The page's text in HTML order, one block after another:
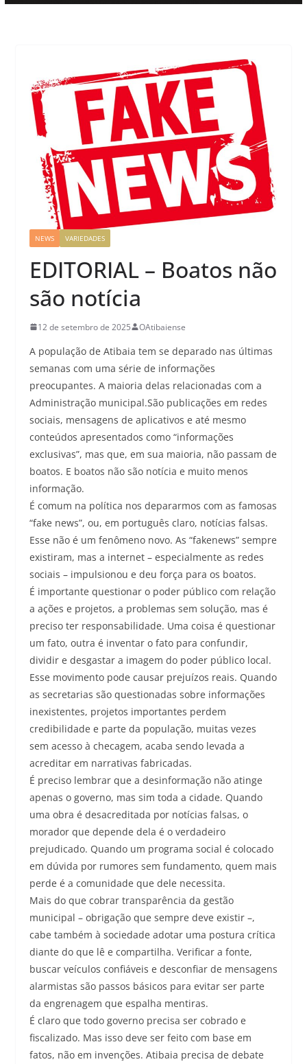
NEWS VARIEDADES
EDITORIAL – Boatos não
são notícia
12 de setembro de 2025 OAtibaiense
A população de Atibaia tem se deparado nas últimas
semanas com uma série de informações
preocupantes. A maioria delas relacionadas com a
Administração municipal.São publicações em redes
sociais, mensagens de aplicativos e até mesmo
conteúdos apresentados como “informações
exclusivas”, mas que, em sua maioria, não passam de
boatos. E boatos não são notícia e muito menos
informação.
É comum na política nos depararmos com as famosas
“fake news”, ou, em português claro, notícias falsas.
Esse não é um fenômeno novo. As “fakenews” sempre
existiram, mas a internet – especialmente as redes
sociais – impulsionou e deu força para os boatos.
É importante questionar o poder público com relação
a ações e projetos, a problemas sem solução, mas é
preciso ter responsabilidade. Uma coisa é questionar
um fato, outra é inventar o fato para confundir,
dividir e desgastar a imagem do poder público local.
Esse movimento pode causar prejuízos reais. Quando
as secretarias são questionadas sobre informações
inexistentes, projetos importantes perdem
credibilidade e parte da população, muitas vezes
sem acesso à checagem, acaba sendo levada a
acreditar em narrativas fabricadas.
É preciso lembrar que a desinformação não atinge
apenas o governo, mas sim toda a cidade. Quando
uma obra é desacreditada por notícias falsas, o
morador que depende dela é o verdadeiro
prejudicado. Quando um programa social é colocado
em dúvida por rumores sem fundamento, quem mais
perde é a comunidade que dele necessita.
Mais do que cobrar transparência da gestão
municipal – obrigação que sempre deve existir –,
cabe também à sociedade adotar uma postura crítica
diante do que lê e compartilha. Verificar a fonte,
buscar veículos confiáveis e desconfiar de mensagens
alarmistas são passos básicos para evitar ser parte
da engrenagem que espalha mentiras.
É claro que todo governo precisa ser cobrado e
fiscalizado. Mas isso deve ser feito com base em
fatos, não em invenções. Atibaia precisa de debate